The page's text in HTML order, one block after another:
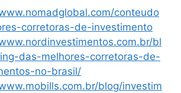
conteudo
corretoras-de-investimento
bl
das-melhores-corretoras-de-
no-brasil/
blog/investim